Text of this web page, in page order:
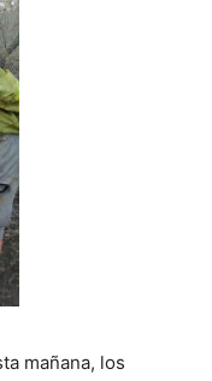
mañana, los